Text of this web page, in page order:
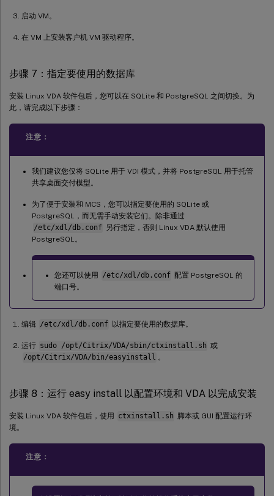
启动 VM。
在 VM 上安装客户机 VM 驱动程序。
步骤 7：指定要使用的数据库
安装 Linux VDA 软件包后，您可以在 SQLite 和 PostgreSQL 之间切换。为
此，请完成以下步骤：
注意：
我们建议您仅将 SQLite 用于 VDI 模式，并将 PostgreSQL 用于托管
共享桌面交付模型。
为了便于安装和 MCS，您可以指定要使用的 SQLite 或
PostgreSQL，而无需手动安装它们。除非通过
/etc/xdl/db.conf 另行指定，否则 Linux VDA 默认使用
PostgreSQL。
您还可以使用 /etc/xdl/db.conf 配置 PostgreSQL 的
端口号。
编辑 /etc/xdl/db.conf 以指定要使用的数据库。
运行 sudo /opt/Citrix/VDA/sbin/ctxinstall.sh 或
/opt/Citrix/VDA/bin/easyinstall 。
步骤 8：运行 easy install 以配置环境和 VDA 以完成安装
安装 Linux VDA 软件包后，使用 ctxinstall.sh
脚本或 GUI 配置运行环
境。
注意：